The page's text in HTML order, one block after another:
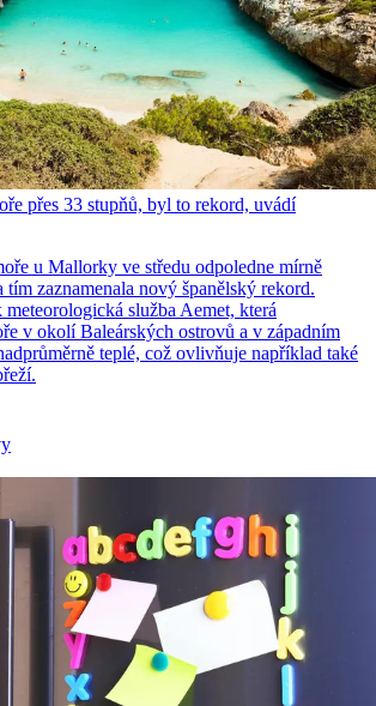
přes 33 stupňů, byl to rekord, uvádí
u Mallorky ve středu odpoledne mírně
tím zaznamenala nový španělský rekord.
služba Aemet, která
v okolí Baleárských ostrovů a v západním
teplé, což ovlivňuje například také